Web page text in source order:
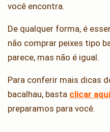
você encontra.
De qualquer forma, é
não comprar peixes tipo
parece, mas não é igual.
Para conferir mais dicas
bacalhau, basta clicar aqui
preparamos para você.